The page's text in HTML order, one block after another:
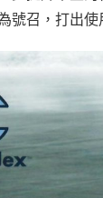
召，打出使